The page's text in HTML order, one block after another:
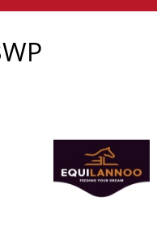
Afbeelding